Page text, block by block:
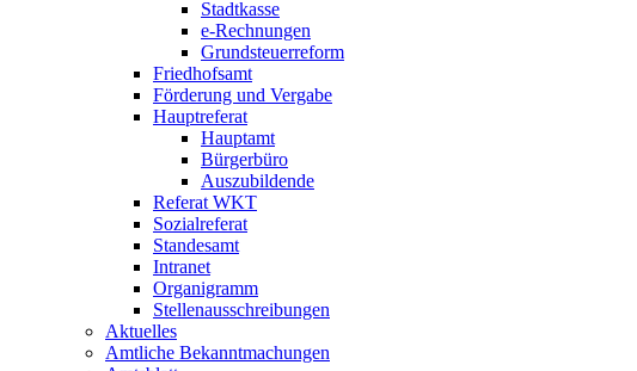
Stadtkasse
e-Rechnungen
Grundsteuerreform
Friedhofsamt
Förderung und Vergabe
Hauptreferat
Hauptamt
Bürgerbüro
Auszubildende
Referat WKT
Sozialreferat
Standesamt
Intranet
Organigramm
Stellenausschreibungen
Aktuelles
Amtliche Bekanntmachungen